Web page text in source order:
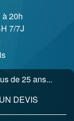
20h
7/7J
de 25 ans...
DEVIS